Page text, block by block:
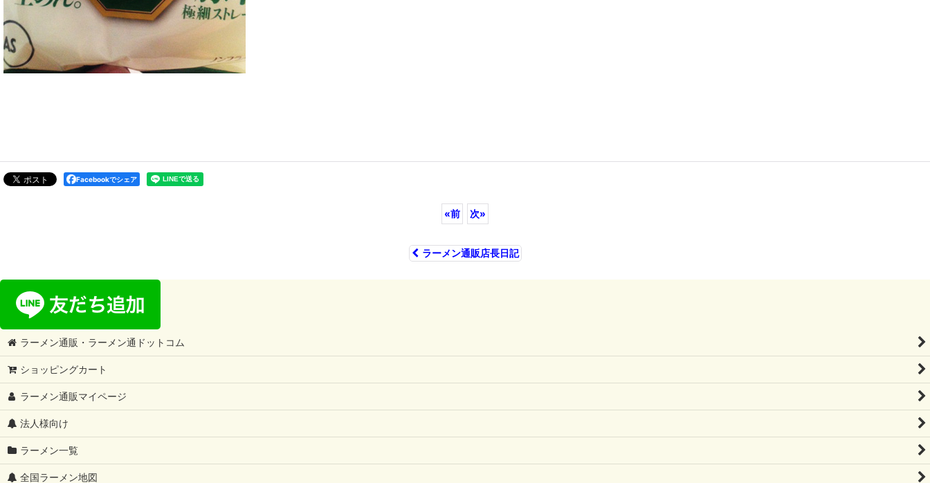
Facebookでシェア
«前 次»
ラーメン通販店長日記
ラーメン通販・ラーメン通ドットコム
ショッピングカート
ラーメン通販マイページ
法人様向け
ラーメン一覧
全国ラーメン地図